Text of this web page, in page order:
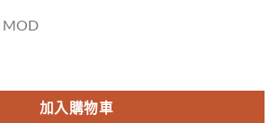
MOD
加入購物車